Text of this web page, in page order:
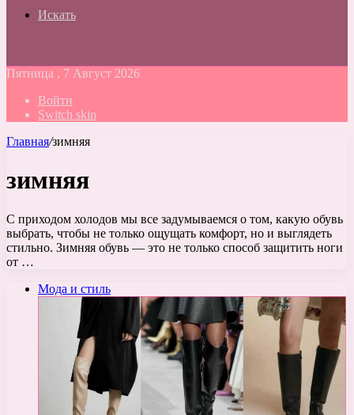
Искать
Пятница , 7 Август 2026
Войти
Switch skin
Главная/зимняя
зимняя
С приходом холодов мы все задумываемся о том, какую обувь
выбрать, чтобы не только ощущать комфорт, но и выглядеть
стильно. Зимняя обувь — это не только способ защитить ноги
от …
Мода и стиль